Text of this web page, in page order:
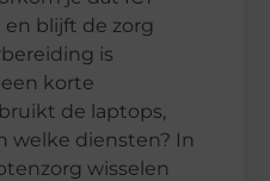
blijft de zorg
is
korte
de laptops,
welke diensten? In
wisselen